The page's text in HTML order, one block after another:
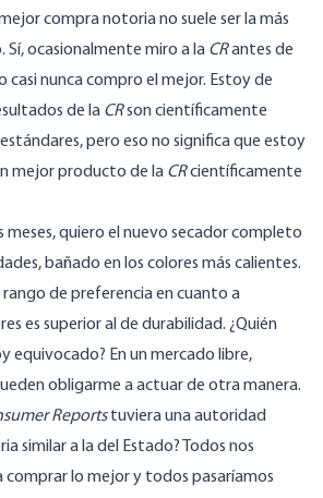
compra notoria no suele ser la más
Sí, ocasionalmente miro a la CRantes de
casi nunca compro el mejor. Estoy de
de la CRson científicamente
pero eso no significa que estoy
mejor producto de la CRcientíficamente
meses, quiero el nuevo secador completo
bañado en los colores más calientes.
rango de preferencia en cuanto a
es superior al de durabilidad. ¿Quién
equivocado? En un mercado libre,
obligarme a actuar de otra manera.
Reportstuviera una autoridad
similar a la del Estado? Todos nos
comprar lo mejor y todos pasaríamos